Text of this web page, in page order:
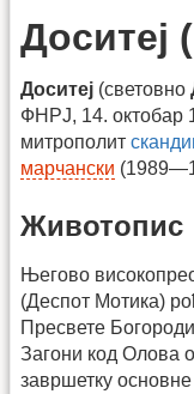
Доситеј
Доситеј (световно
ФНРЈ, 14. октобар
митрополит
марчански
Животопис
Његово
(Деспот Мотика)
Пресвете
Загони код Олова
завршетку